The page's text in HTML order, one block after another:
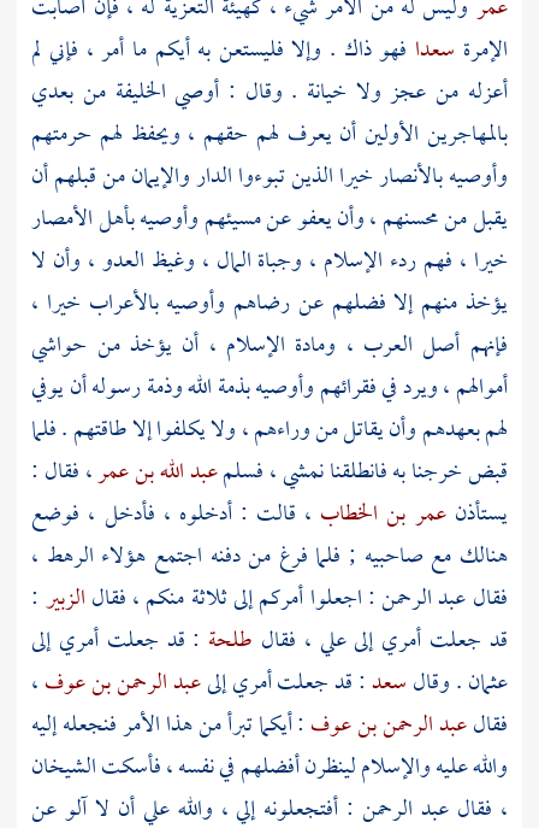
الإمرة سعدا فهو ذاك . وإلا فليستعن به أيكم ما أمر ، فإني لم
أعزله من عجز ولا خيانة . وقال : أوصي الخليفة من بعدي
بالمهاجرين الأولين أن يعرف لهم حقهم ، ويحفظ لهم حرمتهم
وأوصيهبالأنصارخيرا الذين تبوءوا الدار والإيمان من قبلهم أن
يقبل من محسنهم ، وأن يعفو عن مسيئهم وأوصيه بأهل الأمصار
خيرا ، فهم ردء الإسلام ، وجباة المال ، وغيظ العدو ، وأن لا
يؤخذ منهم إلا فضلهم عن رضاهم وأوصيهبالأعراب خيرا ،
فإنهم أصل العرب ، ومادة الإسلام ، أن يؤخذ من حواشي
أموالهم ، ويرد في فقرائهم وأوصيه بذمة الله وذمة رسوله أن يوفي
لهم بعهدهم وأن يقاتل من وراءهم ، ولا يكلفوا إلا طاقتهم . فلما
قبض خرجنا به فانطلقنا نمشي ، فسلمعبد الله بن عمر، فقال :
يستأذنعمر بن الخطاب ، قالت : أدخلوه ، فأدخل ، فوضع
هنالك مع صاحبيه ; فلما فرغ من دفنه اجتمع هؤلاء الرهط ،
فقالعبد الرحمن: اجعلوا أمركم إلى ثلاثة منكم ، فقالالزبير :
قد جعلت أمري إلى علي ، فقال طلحة : قد جعلت أمري إلى
عثمان. وقالسعد: قد جعلت أمري إلىعبد الرحمن بن عوف،
فقالعبد الرحمن بن عوف : أيكما تبرأ من هذا الأمر فنجعله إليه
والله عليه والإسلام لينظرن أفضلهم في نفسه ، فأسكت الشيخان
، فقالعبد الرحمن : أفتجعلونه إلي ، والله علي أن لا آلو عن